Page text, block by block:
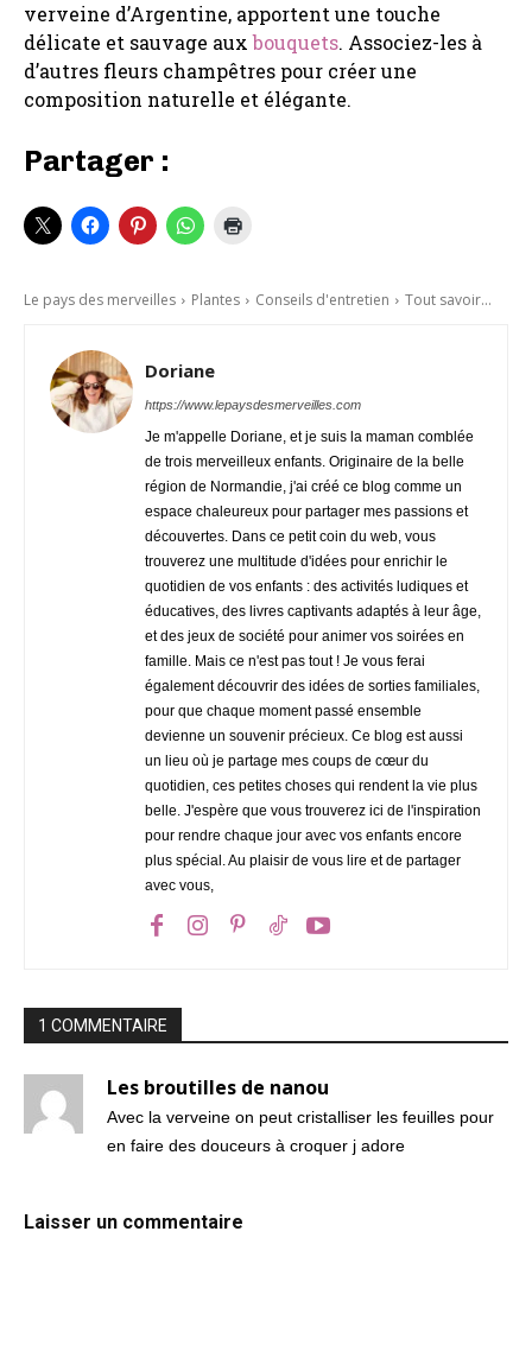
verveine d’Argentine, apportent une touche
délicate et sauvage auxbouquets. Associez-les à
d’autres fleurs champêtres pour créer une
composition naturelle et élégante.
Partager :
Le pays des merveilles Plantes Conseils d'entretien Tout savoir...
Doriane
https://www.lepaysdesmerveilles.com
Je m'appelle Doriane, et je suis la maman comblée
de trois merveilleux enfants. Originaire de la belle
région de Normandie, j'ai créé ce blog comme un
espace chaleureux pour partager mes passions et
découvertes. Dans ce petit coin du web, vous
trouverez une multitude d'idées pour enrichir le
quotidien de vos enfants : des activités ludiques et
éducatives, des livres captivants adaptés à leur âge,
et des jeux de société pour animer vos soirées en
famille. Mais ce n'est pas tout ! Je vous ferai
également découvrir des idées de sorties familiales,
pour que chaque moment passé ensemble
devienne un souvenir précieux. Ce blog est aussi
un lieu où je partage mes coups de cœur du
quotidien, ces petites choses qui rendent la vie plus
belle. J'espère que vous trouverez ici de l'inspiration
pour rendre chaque jour avec vos enfants encore
plus spécial. Au plaisir de vous lire et de partager
avec vous,
1 COMMENTAIRE
Les broutilles de nanou
Avec la verveine on peut cristalliser les feuilles pour
en faire des douceurs à croquer j adore
Laisser un commentaire